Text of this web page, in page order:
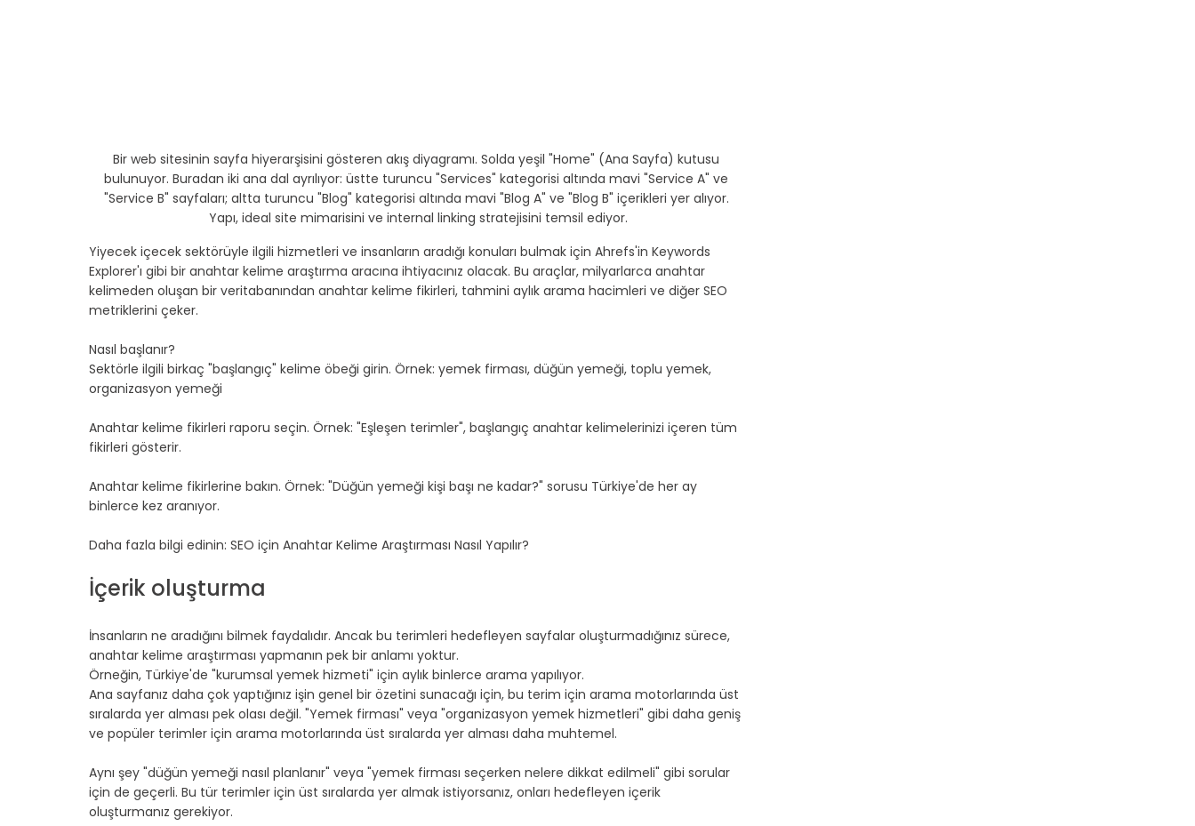
Bir web sitesinin sayfa hiyerarşisini gösteren akış diyagramı. Solda yeşil "Home" (Ana Sayfa) kutusu
bulunuyor. Buradan iki ana dal ayrılıyor: üstte turuncu "Services" kategorisi altında mavi "Service A" ve
"Service B" sayfaları; altta turuncu "Blog" kategorisi altında mavi "Blog A" ve "Blog B" içerikleri yer alıyor.
Yapı, ideal site mimarisini ve internal linking stratejisini temsil ediyor.
Yiyecek içecek sektörüyle ilgili hizmetleri ve insanların aradığı konuları bulmak için Ahrefs'in Keywords
Explorer'ı gibi bir anahtar kelime araştırma aracına ihtiyacınız olacak. Bu araçlar, milyarlarca anahtar
kelimeden oluşan bir veritabanından anahtar kelime fikirleri, tahmini aylık arama hacimleri ve diğer SEO
metriklerini çeker.
Nasıl başlanır?
Sektörle ilgili birkaç "başlangıç" kelime öbeği girin. Örnek: yemek firması, düğün yemeği, toplu yemek,
organizasyon yemeği
Anahtar kelime fikirleri raporu seçin. Örnek: "Eşleşen terimler", başlangıç anahtar kelimelerinizi içeren tüm
fikirleri gösterir.
Anahtar kelime fikirlerine bakın. Örnek: "Düğün yemeği kişi başı ne kadar?" sorusu Türkiye'de her ay
binlerce kez aranıyor.
Daha fazla bilgi edinin: SEO için Anahtar Kelime Araştırması Nasıl Yapılır?
İçerik oluşturma
İnsanların ne aradığını bilmek faydalıdır. Ancak bu terimleri hedefleyen sayfalar oluşturmadığınız sürece,
anahtar kelime araştırması yapmanın pek bir anlamı yoktur.
Örneğin, Türkiye'de "kurumsal yemek hizmeti" için aylık binlerce arama yapılıyor.
Ana sayfanız daha çok yaptığınız işin genel bir özetini sunacağı için, bu terim için arama motorlarında üst
sıralarda yer alması pek olası değil. "Yemek firması" veya "organizasyon yemek hizmetleri" gibi daha geniş
ve popüler terimler için arama motorlarında üst sıralarda yer alması daha muhtemel.
Aynı şey "düğün yemeği nasıl planlanır" veya "yemek firması seçerken nelere dikkat edilmeli" gibi sorular
için de geçerli. Bu tür terimler için üst sıralarda yer almak istiyorsanız, onları hedefleyen içerik
oluşturmanız gerekiyor.